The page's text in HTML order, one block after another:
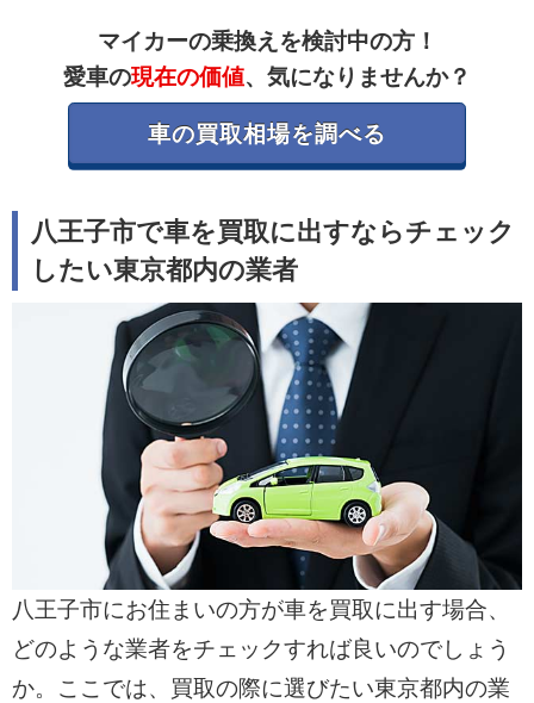
マイカーの乗換えを検討中の方！
愛車の現在の価値、気になりませんか？
車の買取相場を調べる
八王子市で車を買取に出すならチェック
したい東京都内の業者
八王子市にお住まいの方が車を買取に出す場合、
どのような業者をチェックすれば良いのでしょう
か。ここでは、買取の際に選びたい東京都内の業